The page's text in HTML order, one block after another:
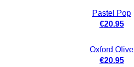
Pastel Pop
€20.95
Oxford Olive
€20.95